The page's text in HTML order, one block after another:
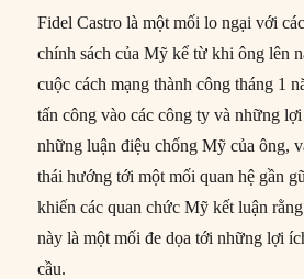
Fidel Castro là một mối lo ngại với
chính sách của Mỹ kể từ khi ông lên
cuộc cách mạng thành công tháng 1
tấn công vào các công ty và những
những luận điệu chống Mỹ của ông,
thái hướng tới một mối quan hệ gần
khiến các quan chức Mỹ kết luận
này là một mối đe dọa tới những lợi
cầu.